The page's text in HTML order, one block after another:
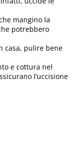
mangino la
potrebbero
casa, pulire bene
e cottura nel
l’uccisione